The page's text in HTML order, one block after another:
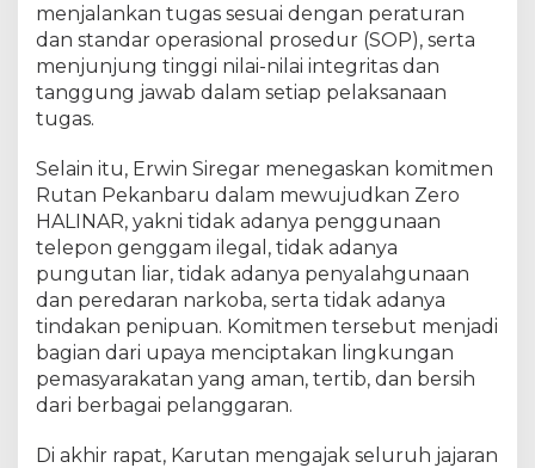
D
i
n
a
a
n
T
e
g
s
k
a
n
K
m
menjalankan tugas sesuai dengan peraturan
dan standar operasional prosedur (SOP), serta
menjunjung tinggi nilai-nilai integritas dan
tanggung jawab dalam setiap pelaksanaan
tugas.
Selain itu, Erwin Siregar menegaskan komitmen
Rutan Pekanbaru dalam mewujudkan Zero
HALINAR, yakni tidak adanya penggunaan
telepon genggam ilegal, tidak adanya
pungutan liar, tidak adanya penyalahgunaan
dan peredaran narkoba, serta tidak adanya
tindakan penipuan. Komitmen tersebut menjadi
bagian dari upaya menciptakan lingkungan
pemasyarakatan yang aman, tertib, dan bersih
dari berbagai pelanggaran.
Di akhir rapat, Karutan mengajak seluruh jajaran